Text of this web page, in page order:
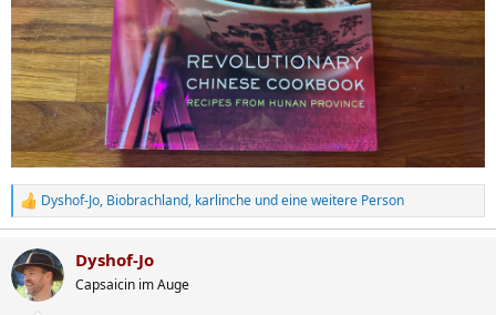
R
e
k
t
i
Dyshof-Jo, Biobrachland, karlinche und eine weitere Person
Dyshof-Jo
Capsaicin im Auge